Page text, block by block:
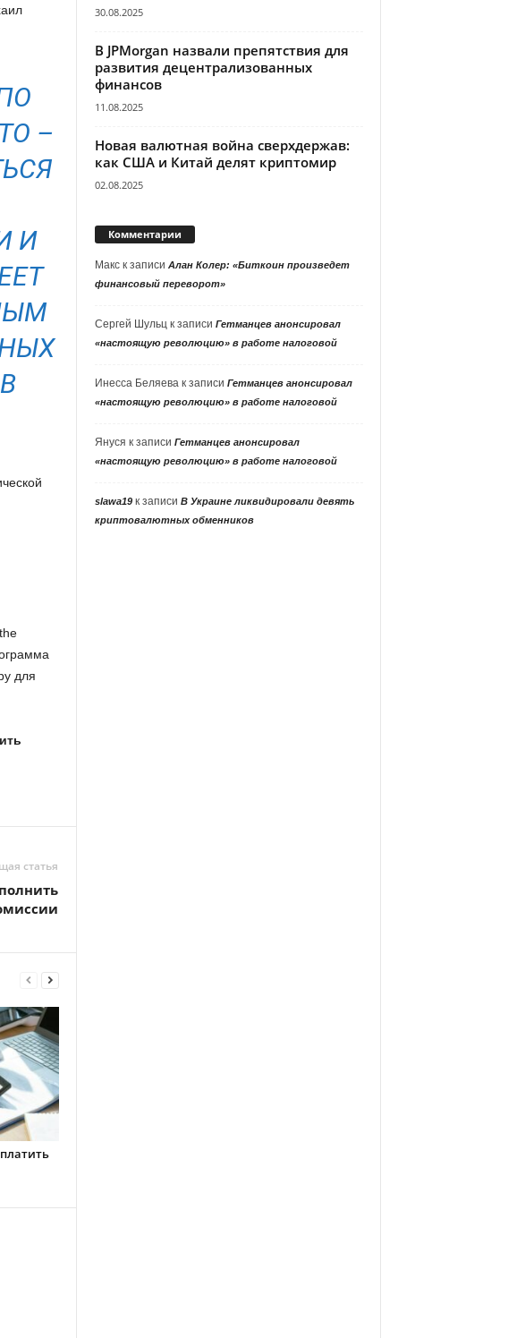
–
И
для
статья
30.08.2025
В JPMorgan назвали препятствия для
развития децентрализованных
финансов
11.08.2025
Новая валютная война сверхдержав:
как США и Китай делят криптомир
02.08.2025
Комментарии
Макск записи Алан Колер: «Биткоин произведет
финансовый переворот»
Сергей Шульцк записи Гетманцев анонсировал
«настоящую революцию» в работе налоговой
Инесса Беляевак записи Гетманцев анонсировал
«настоящую революцию» в работе налоговой
Януся к записи Гетманцев анонсировал
«настоящую революцию» в работе налоговой
slawa19к записи В Украине ликвидировали девять
криптовалютных обменников